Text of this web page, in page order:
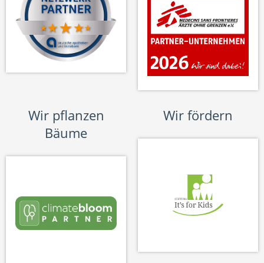
Wir pflanzen
Bäume
Wir fördern